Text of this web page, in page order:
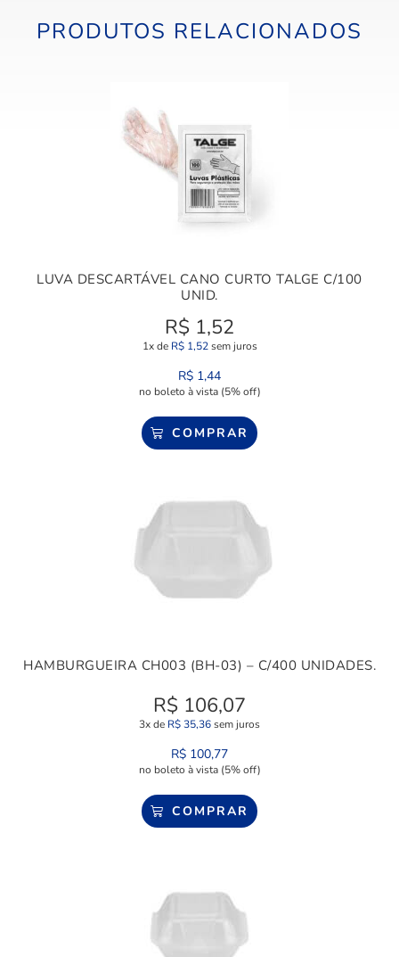
PRODUTOS RELACIONADOS
LUVA DESCARTÁVEL CANO CURTO TALGE C/100
UNID.
R$ 1,52
1x de R$1,52sem juros
R$ 1,44
no boleto à vista (5% off)
COMPRAR
HAMBURGUEIRA CH003 (BH-03) – C/400 UNIDADES.
R$ 106,07
3x de R$35,36sem juros
R$ 100,77
no boleto à vista (5% off)
COMPRAR